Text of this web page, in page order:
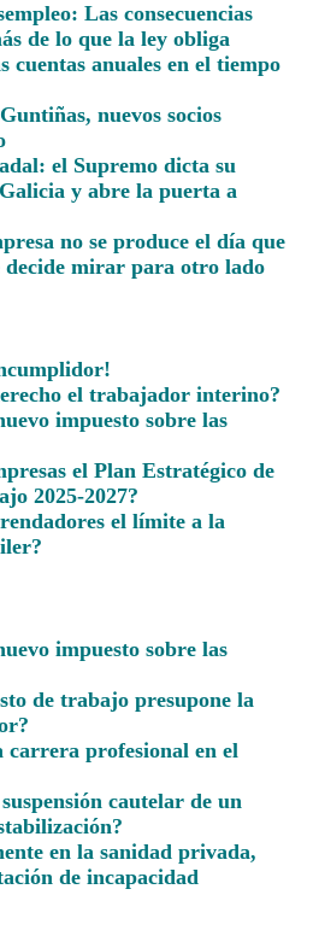
Las consecuencias
de lo que la ley obliga
cuentas anuales en el tiempo
nuevos socios
el Supremo dicta su
y abre la puerta a
no se produce el día que
decide mirar para otro lado
el trabajador interino?
impuesto sobre las
el Plan Estratégico de
2025-2027?
el límite a la
impuesto sobre las
de trabajo presupone la
carrera profesional en el
cautelar de un
en la sanidad privada,
de incapacidad